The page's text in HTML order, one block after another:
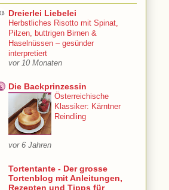
Dreierlei Liebelei
Herbstliches Risotto mit Spinat,
Pilzen, buttrigen Birnen &
Haselnüssen – gesünder
interpretiert
vor 10 Monaten
Die Backprinzessin
Österreichische
Klassiker: Kärntner
Reindling
vor 6 Jahren
Tortentante - Der grosse
Tortenblog mit Anleitungen,
Rezepten und Tipps für